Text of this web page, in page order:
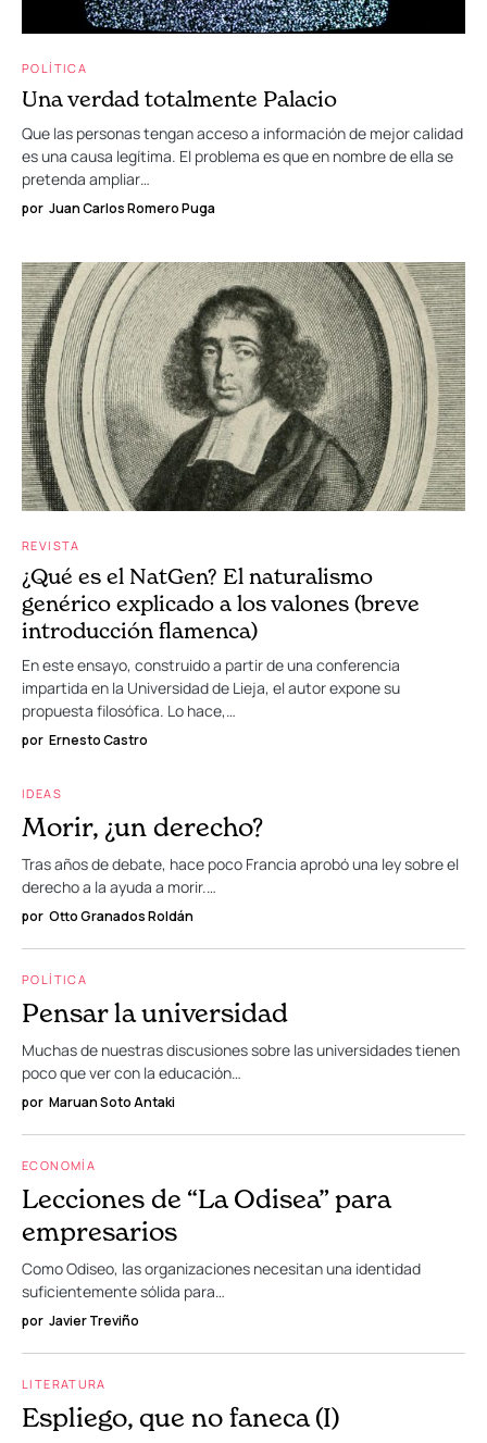
POLÍTICA
Una verdad totalmente Palacio
Que las personas tengan acceso a información de mejor calidad
es una causa legítima. El problema es que en nombre de ella se
pretenda ampliar…
por Juan Carlos Romero Puga
REVISTA
¿Qué es el NatGen? El naturalismo
genérico explicado a los valones (breve
introducción flamenca)
En este ensayo, construido a partir de una conferencia
impartida en la Universidad de Lieja, el autor expone su
propuesta filosófica. Lo hace,…
por Ernesto Castro
IDEAS
Morir, ¿un derecho?
Tras años de debate, hace poco Francia aprobó una ley sobre el
derecho a la ayuda a morir.…
por Otto Granados Roldán
POLÍTICA
Pensar la universidad
Muchas de nuestras discusiones sobre las universidades tienen
poco que ver con la educación…
por Maruan Soto Antaki
ECONOMÍA
Lecciones de “La Odisea” para
empresarios
Como Odiseo, las organizaciones necesitan una identidad
suficientemente sólida para…
por Javier Treviño
LITERATURA
Espliego, que no faneca (I)